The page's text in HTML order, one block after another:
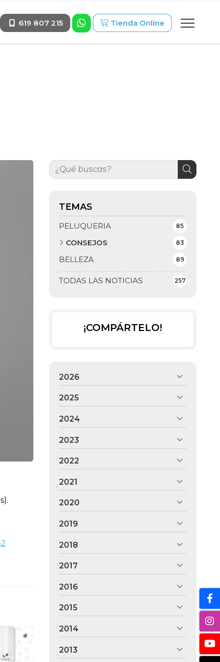
619 807 215 Tienda Online
TEMAS
TODAS LAS NOTICIAS 257
PELUQUERIA 85
CONSEJOS 83
BELLEZA 89
¡COMPÁRTELO!
2026
2025
2024
2023
2022
2021
2020
2019
2018
2017
2016
2015
2014
2013